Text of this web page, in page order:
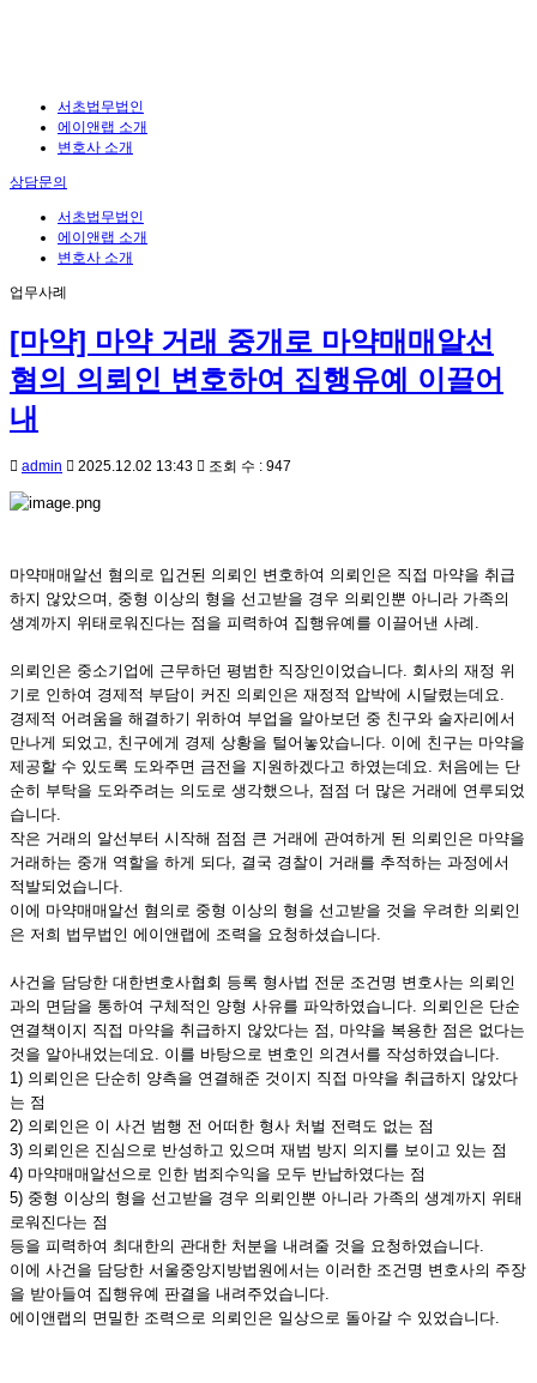
서초법무법인
에이앤랩 소개
변호사 소개
상담문의
서초법무법인
에이앤랩 소개
변호사 소개
업무사례
[마약] 마약 거래 중개로 마약매매알선
혐의 의뢰인 변호하여 집행유예 이끌어
내
admin 2025.12.02 13:43 조회 수 : 947
마약매매알선 혐의로 입건된 의뢰인 변호하여 의뢰인은 직접 마약을 취급
하지 않았으며, 중형 이상의 형을 선고받을 경우 의뢰인뿐 아니라 가족의
생계까지 위태로워진다는 점을 피력하여 집행유예를 이끌어낸 사례.
의뢰인은 중소기업에 근무하던 평범한 직장인이었습니다. 회사의 재정 위
기로 인하여 경제적 부담이 커진 의뢰인은 재정적 압박에 시달렸는데요.
경제적 어려움을 해결하기 위하여 부업을 알아보던 중 친구와 술자리에서
만나게 되었고, 친구에게 경제 상황을 털어놓았습니다. 이에 친구는 마약을
제공할 수 있도록 도와주면 금전을 지원하겠다고 하였는데요. 처음에는 단
순히 부탁을 도와주려는 의도로 생각했으나, 점점 더 많은 거래에 연루되었
습니다.
작은 거래의 알선부터 시작해 점점 큰 거래에 관여하게 된 의뢰인은 마약을
거래하는 중개 역할을 하게 되다, 결국 경찰이 거래를 추적하는 과정에서
적발되었습니다.
이에 마약매매알선 혐의로 중형 이상의 형을 선고받을 것을 우려한 의뢰인
은 저희 법무법인 에이앤랩에 조력을 요청하셨습니다.
사건을 담당한 대한변호사협회 등록 형사법 전문 조건명 변호사는 의뢰인
과의 면담을 통하여 구체적인 양형 사유를 파악하였습니다. 의뢰인은 단순
연결책이지 직접 마약을 취급하지 않았다는 점, 마약을 복용한 점은 없다는
것을 알아내었는데요. 이를 바탕으로 변호인 의견서를 작성하였습니다.
1) 의뢰인은 단순히 양측을 연결해준 것이지 직접 마약을 취급하지 않았다
는 점
2) 의뢰인은 이 사건 범행 전 어떠한 형사 처벌 전력도 없는 점
3) 의뢰인은 진심으로 반성하고 있으며 재범 방지 의지를 보이고 있는 점
4) 마약매매알선으로 인한 범죄수익을 모두 반납하였다는 점
5) 중형 이상의 형을 선고받을 경우 의뢰인뿐 아니라 가족의 생계까지 위태
로워진다는 점
등을 피력하여 최대한의 관대한 처분을 내려줄 것을 요청하였습니다.
이에 사건을 담당한 서울중앙지방법원에서는 이러한 조건명 변호사의 주장
을 받아들여 집행유예 판결을 내려주었습니다.
에이앤랩의 면밀한 조력으로 의뢰인은 일상으로 돌아갈 수 있었습니다.